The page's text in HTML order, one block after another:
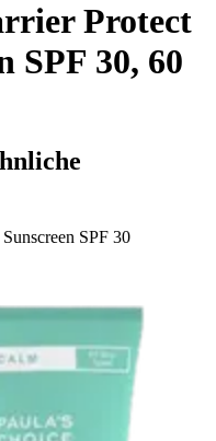
Protect
SPF 30, 60
SPF 30